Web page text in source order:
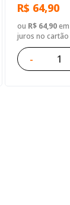
mapa,
Flexível Vinho
R$ 64,90
ou R$ 64,90em
juros no cartão
-